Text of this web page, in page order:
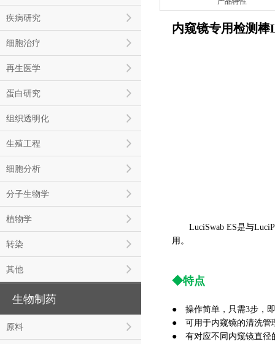
疾病研究
细胞治疗
再生医学
蛋白研究
组织透明化
生殖工程
细胞分析
分子生物学
植物学
转染
其他
生物制药
原料
内窥镜专用检测棒
LuciSwab ES是与
用。
◆特点
● 操作简单，只需3步，
● 可用于内窥镜的清洗管
● 有对应不同内窥镜直径